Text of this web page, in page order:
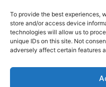
To provide the best experiences,
store and/or access device
technologies will allow us to
unique IDs on this site. Not
adversely affect certain features
VERBANIA
ORARIO ESTIVO LUGLIO
FERIALI 8:30-13:00 /
FESTIVI 8:30-12:30